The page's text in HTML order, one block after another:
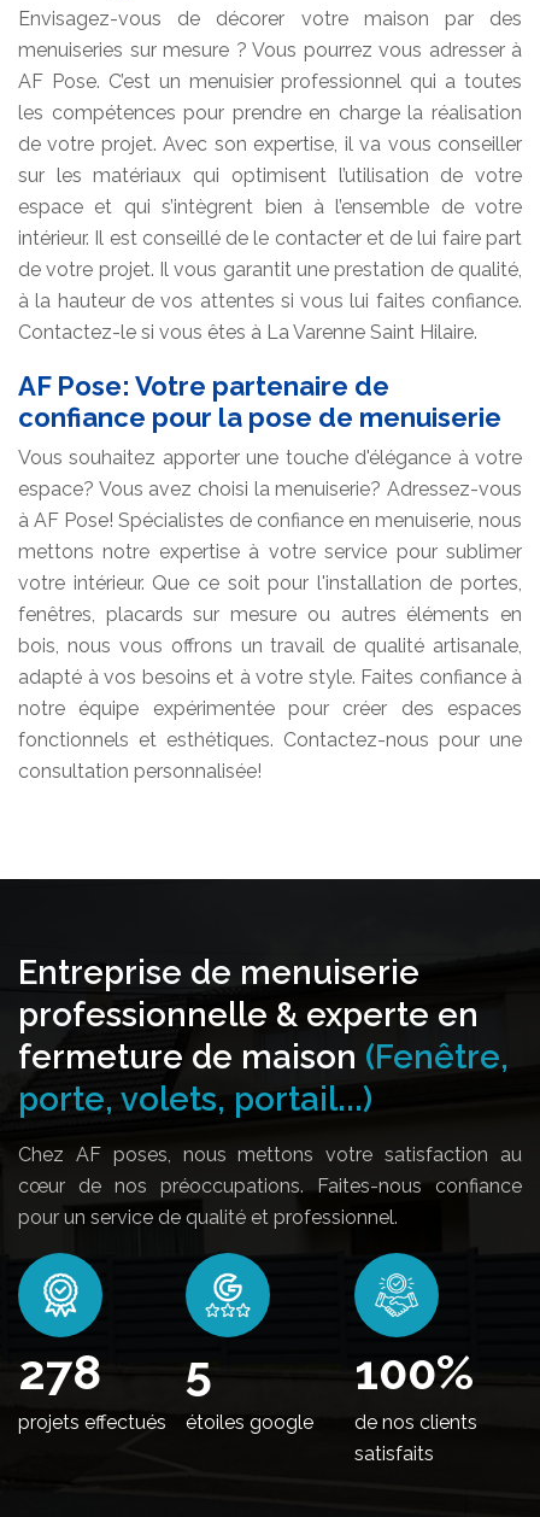
Envisagez-vous de décorer votre maison par des
menuiseries sur mesure ? Vous pourrez vous adresser à
AF Pose. C’est un menuisier professionnel qui a toutes
les compétences pour prendre en charge la réalisation
de votre projet. Avec son expertise, il va vous conseiller
sur les matériaux qui optimisent l’utilisation de votre
espace et qui s’intègrent bien à l’ensemble de votre
intérieur. Il est conseillé de le contacter et de lui faire part
de votre projet. Il vous garantit une prestation de qualité,
à la hauteur de vos attentes si vous lui faites confiance.
Contactez-le si vous êtes à La Varenne Saint Hilaire.
AF Pose: Votre partenaire de
confiance pour la pose de menuiserie
Vous souhaitez apporter une touche d'élégance à votre
espace? Vous avez choisi la menuiserie? Adressez-vous
à AF Pose! Spécialistes de confiance en menuiserie, nous
mettons notre expertise à votre service pour sublimer
votre intérieur. Que ce soit pour l'installation de portes,
fenêtres, placards sur mesure ou autres éléments en
bois, nous vous offrons un travail de qualité artisanale,
adapté à vos besoins et à votre style. Faites confiance à
notre équipe expérimentée pour créer des espaces
fonctionnels et esthétiques. Contactez-nous pour une
consultation personnalisée!
Entreprise de menuiserie
professionnelle & experte en
fermeture de maison (Fenêtre,
porte, volets, portail...)
Chez AF poses, nous mettons votre satisfaction au
cœur de nos préoccupations. Faites-nous confiance
pour un service de qualité et professionnel.
344
projets effectués
5
étoiles google
100%
de nos clients
satisfaits